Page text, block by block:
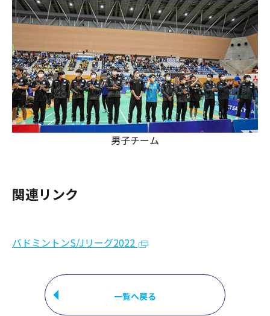
男子チーム
関連リンク
バドミントンS/Jリーグ2022
一覧へ戻る